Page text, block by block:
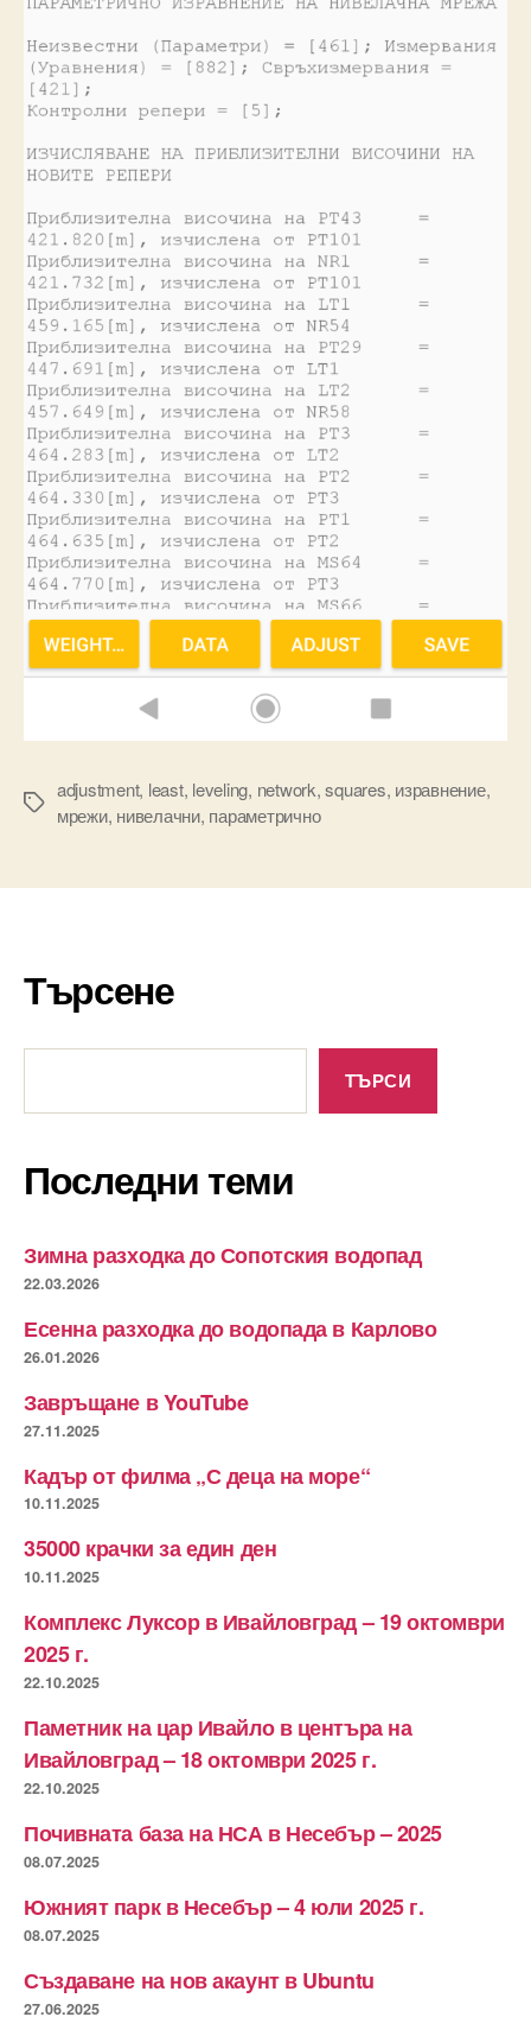
Tags
adjustment, least, leveling, network,squares, изравнение,
мрежи, нивелачни, параметрично
Търсене
ТЪРСИ
Последни теми
Зимна разходка до Сопотския водопад
22.03.2026
Есенна разходка до водопада в Карлово
26.01.2026
Завръщане в YouTube
27.11.2025
Кадър от филма „С деца на море“
10.11.2025
35000 крачки за един ден
10.11.2025
Комплекс Луксор в Ивайловград – 19 октомври
2025 г.
22.10.2025
Паметник на цар Ивайло в центъра на
Ивайловград – 18 октомври 2025 г.
22.10.2025
Почивната база на НСА в Несебър – 2025
08.07.2025
Южният парк в Несебър – 4 юли 2025 г.
08.07.2025
Създаване на нов акаунт в Ubuntu
27.06.2025